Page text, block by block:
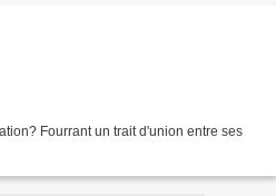
Fourrant un trait d'union entre ses